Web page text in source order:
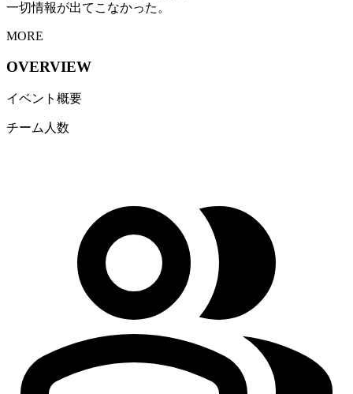
一切情報が出てこなかった。
MORE
OVERVIEW
イベント概要
チーム人数